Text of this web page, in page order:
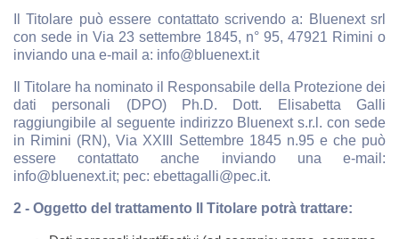
Il Titolare può essere contattato scrivendo a: Bluenext srl
con sede in Via 23 settembre 1845, n° 95, 47921 Rimini o
inviando una e-mail a: info@bluenext.it
Il Titolare ha nominato il Responsabile della Protezione dei
dati personali (DPO) Ph.D. Dott. Elisabetta Galli
raggiungibile al seguente indirizzo Bluenext s.r.l. con sede
in Rimini (RN), Via XXIII Settembre 1845 n.95 e che può
essere contattato anche inviando una e-mail:
info@bluenext.it; pec: ebettagalli@pec.it.
2 - Oggetto del trattamento Il Titolare potrà trattare: